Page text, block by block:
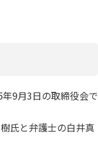
9月3日の取締役会で
氏と弁護士の白井真